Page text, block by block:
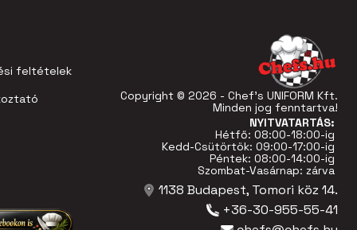
feltételek
Copyright © 2026 - Chef's UNIFORM Kft.
Minden jog fenntartva!
NYITVATARTÁS:
Hétfő: 08:00-18:00-ig
Kedd-Csütörtök: 09:00-17:00-ig
Péntek: 08:00-14:00-ig
Szombat-Vasárnap: zárva
1138 Budapest, Tomori köz 14.
+36-30-955-55-41